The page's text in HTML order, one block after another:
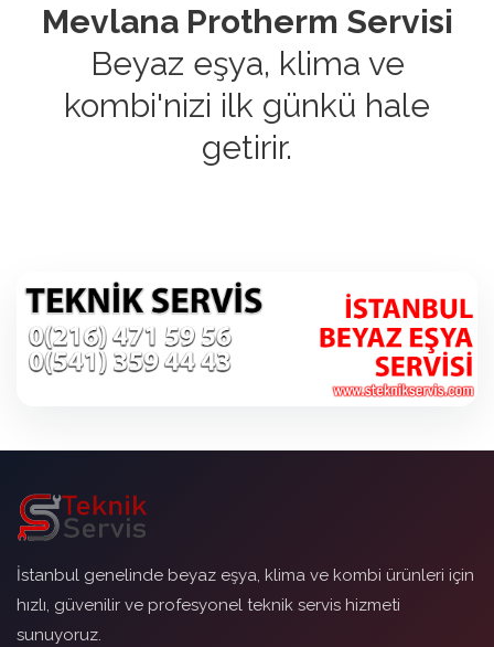
Mevlana Protherm Servisi
Beyaz eşya, klima ve
kombi'nizi ilk günkü hale
getirir.
İstanbul genelinde beyaz eşya, klima ve kombi ürünleri için
hızlı, güvenilir ve profesyonel teknik servis hizmeti
sunuyoruz.